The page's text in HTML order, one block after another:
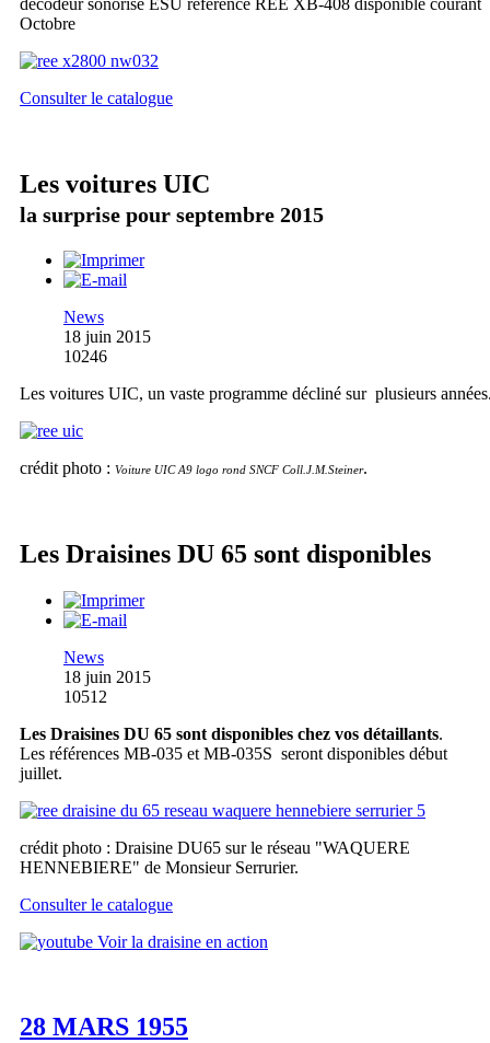
décodeur sonorisé ESU référence REE XB-408 disponible courant
Octobre
Consulter le catalogue
Les voitures UIC
la surprise pour septembre 2015
News
18 juin 2015
10246
Les voitures UIC, un vaste programme décliné sur plusieurs
crédit photo : Voiture UIC A9 logo rond SNCF Coll.J.M.Steiner.
Les Draisines DU 65 sont disponibles
News
18 juin 2015
10512
Les Draisines DU 65 sont disponibles chez vos détaillants.
Les références MB-035 et MB-035S seront disponibles début
juillet.
crédit photo : Draisine DU65 sur le réseau "WAQUERE
HENNEBIERE" de Monsieur Serrurier.
Consulter le catalogue
Voir la draisine en action
28 MARS 1955